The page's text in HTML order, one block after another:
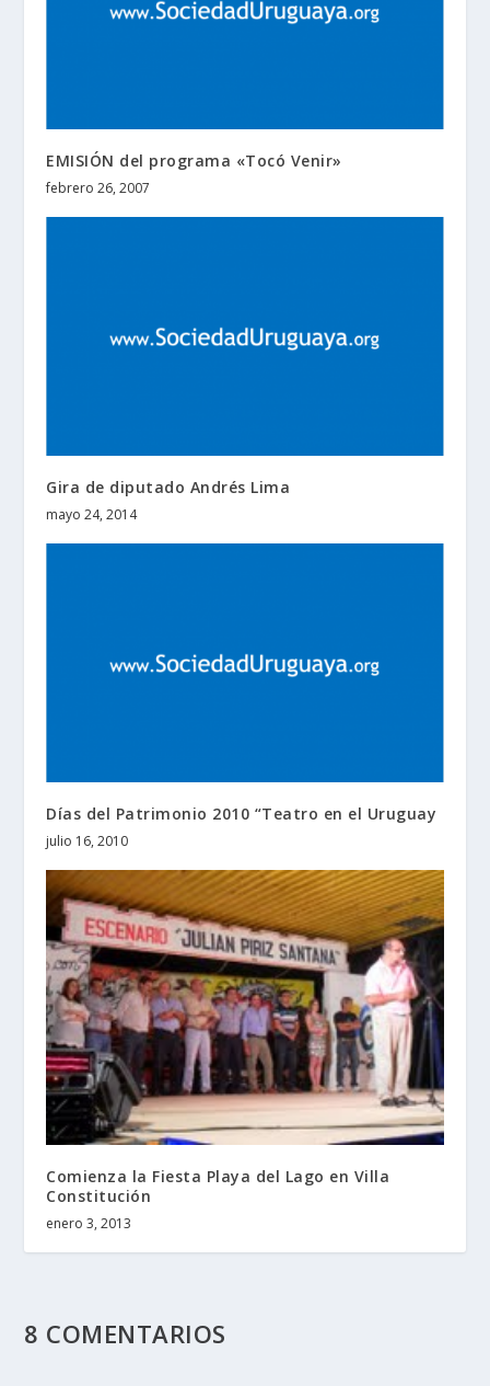
EMISIÓN del programa «Tocó Venir»
febrero 26, 2007
Gira de diputado Andrés Lima
mayo 24, 2014
Días del Patrimonio 2010 “Teatro en el Uruguay
julio 16, 2010
Comienza la Fiesta Playa del Lago en Villa
Constitución
enero 3, 2013
8 COMENTARIOS